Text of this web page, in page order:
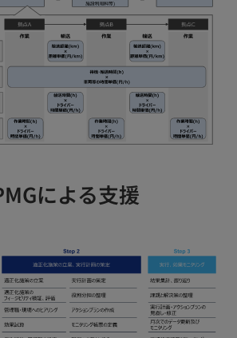
による支援